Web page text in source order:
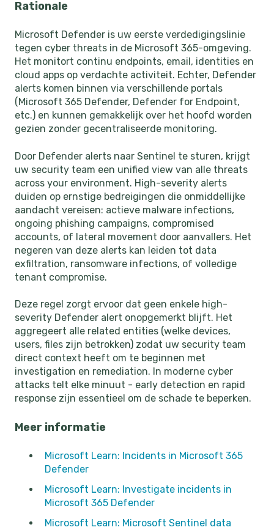
Rationale
Microsoft Defender is uw eerste verdedigingslinie
tegen cyber threats in de Microsoft 365-omgeving.
Het monitort continu endpoints, email, identities en
cloud apps op verdachte activiteit. Echter, Defender
alerts komen binnen via verschillende portals
(Microsoft 365 Defender, Defender for Endpoint,
etc.) en kunnen gemakkelijk over het hoofd worden
gezien zonder gecentraliseerde monitoring.
Door Defender alerts naar Sentinel te sturen, krijgt
uw security team een unified view van alle threats
across your environment. High-severity alerts
duiden op ernstige bedreigingen die onmiddellijke
aandacht vereisen: actieve malware infections,
ongoing phishing campaigns, compromised
accounts, of lateral movement door aanvallers. Het
negeren van deze alerts kan leiden tot data
exfiltration, ransomware infections, of volledige
tenant compromise.
Deze regel zorgt ervoor dat geen enkele high-
severity Defender alert onopgemerkt blijft. Het
aggregeert alle related entities (welke devices,
users, files zijn betrokken) zodat uw security team
direct context heeft om te beginnen met
investigation en remediation. In moderne cyber
attacks telt elke minuut - early detection en rapid
response zijn essentieel om de schade te beperken.
Meer informatie
Microsoft Learn: Incidents in Microsoft 365
Defender
Microsoft Learn: Investigate incidents in
Microsoft 365 Defender
Microsoft Learn: Microsoft Sentinel data